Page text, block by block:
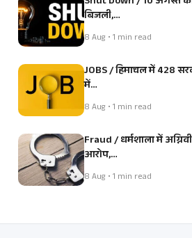
बिजली,…
8 Aug • 1 min read
JOBS / हिमाचल में 428
में…
8 Aug • 1 min read
Fraud / धर्मशाला में
आरोप,…
8 Aug • 1 min read